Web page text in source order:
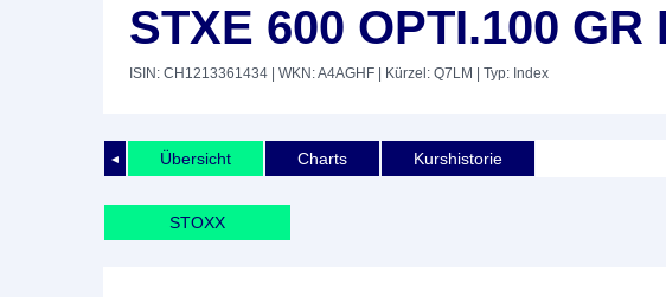
STXE 600 OPTI.100 GR
ISIN: CH1213361434 | WKN: A4AGHF | Kürzel: Q7LM | Typ: Index
◄ Übersicht Charts Kurshistorie
STOXX